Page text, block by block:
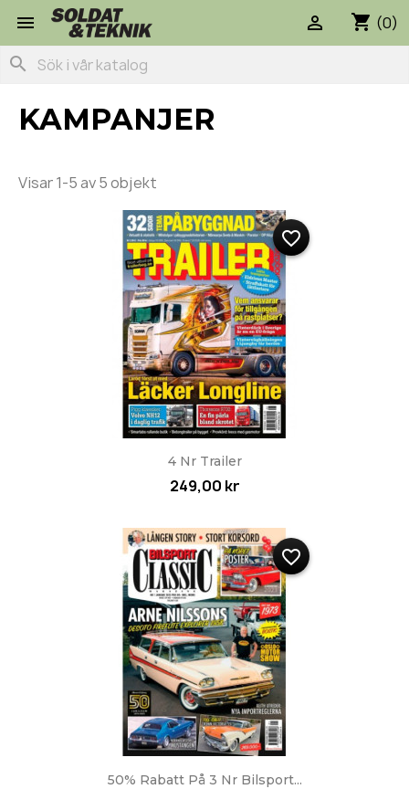
 shopping_cart (0)

search
KAMPANJER
Visar 1-5 av 5 objekt
4 Nr Trailer
249,00 kr
favorite_border
50% Rabatt På 3 Nr Bilsport...
favorite_border